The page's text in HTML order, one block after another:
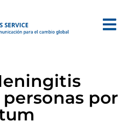
por